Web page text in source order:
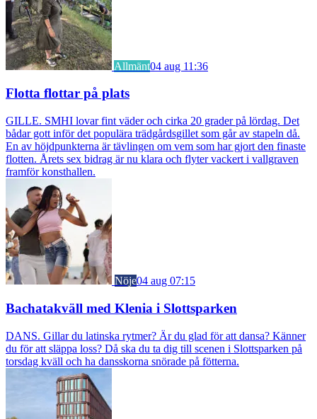
Allmänt04 aug 11:36
Flotta flottar på plats
GILLE. SMHI lovar fint väder och cirka 20 grader på lördag. Det
bådar gott inför det populära trädgårdsgillet som går av stapeln då.
En av höjdpunkterna är tävlingen om vem som har gjort den finaste
flotten. Årets sex bidrag är nu klara och flyter vackert i vallgraven
framför konsthallen.
Nöje04 aug 07:15
Bachatakväll med Klenia i Slottsparken
DANS. Gillar du latinska rytmer? Är du glad för att dansa? Känner
du för att släppa loss? Då ska du ta dig till scenen i Slottsparken på
torsdag kväll och ha dansskorna snörade på fötterna.